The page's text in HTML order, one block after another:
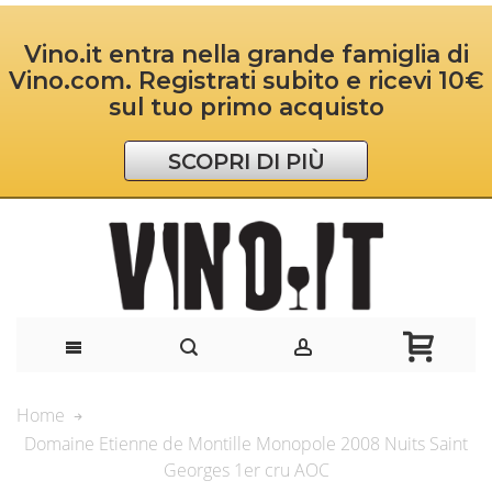
Vino.it entra nella grande famiglia di
Vino.com. Registrati subito e ricevi 10€
sul tuo primo acquisto
SCOPRI DI PIÙ
Home
Domaine Etienne de Montille Monopole 2008 Nuits Saint
Georges 1er cru AOC